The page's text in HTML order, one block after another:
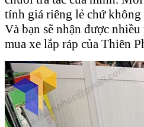
tính giá riêng lẻ chứ
Và bạn sẽ nhận được
mua xe lắp ráp của Thiên